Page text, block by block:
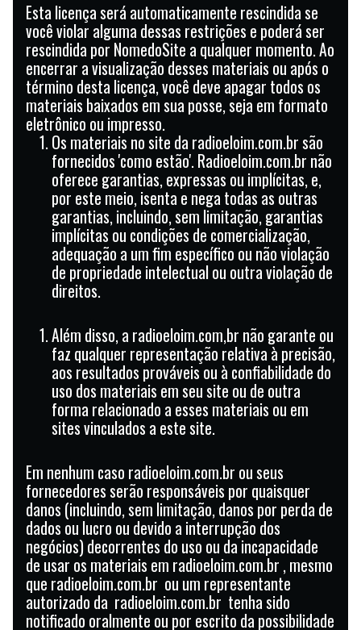
Esta licença será automaticamente rescindida se
você violar alguma dessas restrições e poderá ser
rescindida por NomedoSite a qualquer momento. Ao
encerrar a visualização desses materiais ou após o
término desta licença, você deve apagar todos os
materiais baixados em sua posse, seja em formato
eletrônico ou impresso.
Os materiais no site da radioeloim.com.br são
fornecidos 'como estão'. Radioeloim.com.br não
oferece garantias, expressas ou implícitas, e,
por este meio, isenta e nega todas as outras
garantias, incluindo, sem limitação, garantias
implícitas ou condições de comercialização,
adequação a um fim específico ou não violação
de propriedade intelectual ou outra violação de
direitos.
Além disso, a radioeloim.com,br não garante ou
faz qualquer representação relativa à precisão,
aos resultados prováveis ​​ou à confiabilidade do
uso dos materiais em seu site ou de outra
forma relacionado a esses materiais ou em
sites vinculados a este site.
Em nenhum caso radioeloim.com.br ou seus
fornecedores serão responsáveis ​​por quaisquer
danos (incluindo, sem limitação, danos por perda de
dados ou lucro ou devido a interrupção dos
negócios) decorrentes do uso ou da incapacidade
de usar os materiais em radioeloim.com.br , mesmo
que radioeloim.com.br ou um representante
autorizado da radioeloim.com.br tenha sido
notificado oralmente ou por escrito da possibilidade